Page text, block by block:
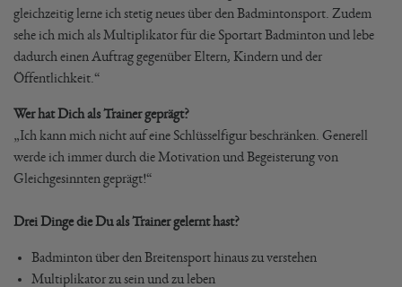
gleichzeitig lerne ich stetig neues über den Badmintonsport. Zudem
sehe ich mich als Multiplikator für die Sportart Badminton und lebe
dadurch einen Auftrag gegenüber Eltern, Kindern und der
Öffentlichkeit.“
Wer hat Dich als Trainer geprägt?
„Ich kann mich nicht auf eine Schlüsselfigur beschränken. Generell
werde ich immer durch die Motivation und Begeisterung von
Gleichgesinnten geprägt!“
Drei Dinge die Du als Trainer gelernt hast?
Badminton über den Breitensport hinaus zu verstehen
Multiplikator zu sein und zu leben